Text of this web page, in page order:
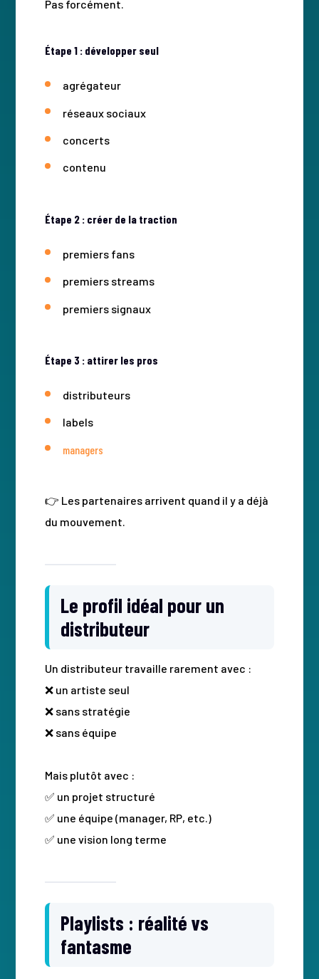
Pas forcément.
Étape 1 : développer seul
agrégateur
réseaux sociaux
concerts
contenu
Étape 2 : créer de la traction
premiers fans
premiers streams
premiers signaux
Étape 3 : attirer les pros
distributeurs
labels
managers
👉 Les partenaires arrivent quand il y a déjà
du mouvement.
Le profil idéal pour un
distributeur
Un distributeur travaille rarement avec :
❌ un artiste seul
❌ sans stratégie
❌ sans équipe
Mais plutôt avec :
✅ un projet structuré
✅ une équipe (manager, RP, etc.)
✅ une vision long terme
Playlists : réalité vs
fantasme